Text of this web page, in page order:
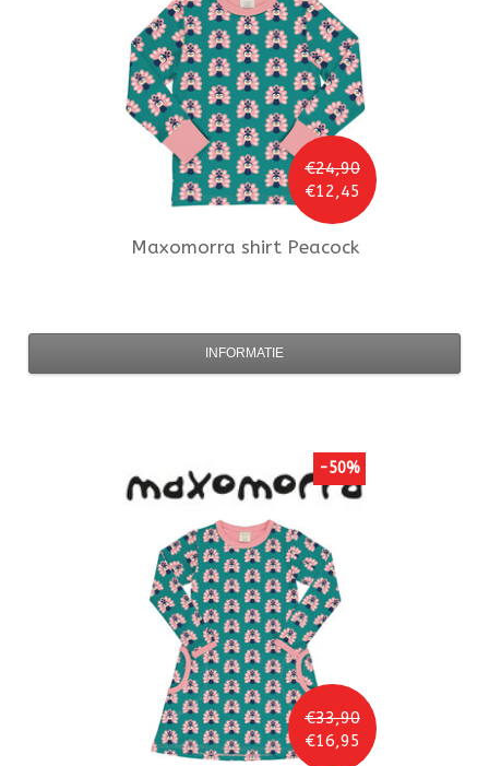
€24,90
€12,45
Maxomorra shirt Peacock
INFORMATIE
€33,90
€16,95
-50%